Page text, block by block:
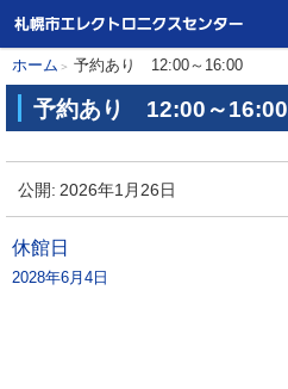
本
へ
札幌市エレクトロニクスセ
ンター
現
在
位
置
の
階
層
ホーム 予約あり 12:00～16:00
予約あり 12:00～16:00
予
約
あ
り
公開:2026年1月26日
投
休館日
2028年6月4日